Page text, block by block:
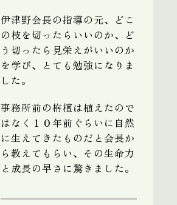
伊津野会長の指導の元、どこ
の枝を切ったらいいのか、ど
う切ったら見栄えがいいのか
を学び、とても勉強になりま
した。
事務所前の栴檀は植えたので
はなく１０年前ぐらいに自然
に生えてきたものだと会長か
ら教えてもらい、その生命力
と成長の早さに驚きました。